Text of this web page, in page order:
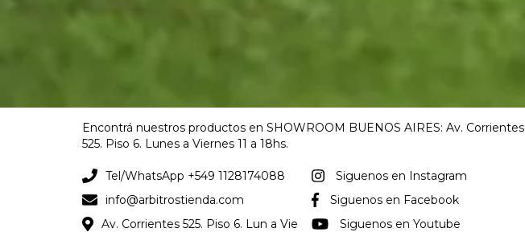
Encontrá nuestros productos en SHOWROOM BUENOS AIRES: Av. Corrientes
525. Piso 6. Lunes a Viernes 11 a 18hs.
Tel/WhatsApp +549 1128174088
info@arbitrostienda.com
Av. Corrientes 525. Piso 6. Lun a Vie
Siguenos en Instagram
Siguenos en Facebook
Siguenos en Youtube